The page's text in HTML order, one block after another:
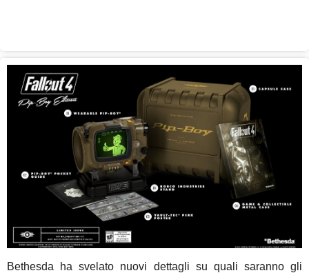
Bethesda ha svelato nuovi dettagli su quali saranno gli